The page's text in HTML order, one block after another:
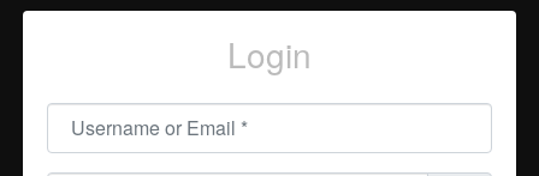
Login
Username or Email